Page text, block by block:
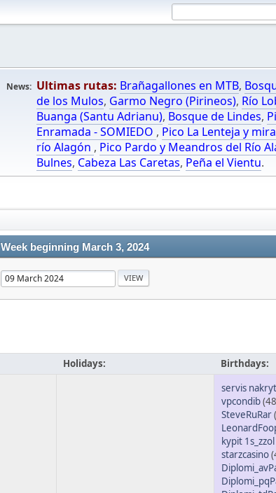
News: Ultimas rutas: Brañagallones en MTB,
de los Mulos, Garmo Negro (Pirineos), Río
Buanga (Santu Adrianu), Bosque de Lindes,
Enramada - SOMIEDO , Pico La Lenteja y
río Alagón , Pico Pardo y Meandros del Río
Bulnes, Cabeza Las Caretas, Peña el Vientu.
Week beginning March 3, 2024
Holidays: Birthdays:
servis
vpcondib
SteveRuRar
kypit 1s_zzol
starzcasino